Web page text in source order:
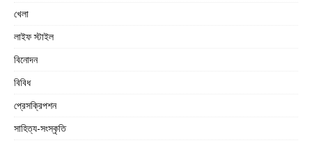
খেলা
লাইফ স্টাইল
বিনোদন
বিবিধ
প্রেসক্রিপশন
সাহিত্য-সংস্কৃতি